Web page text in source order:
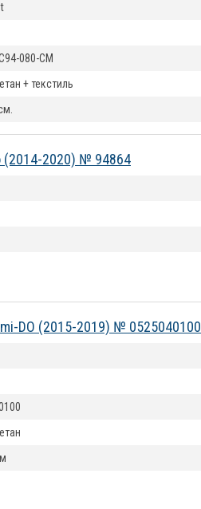
080-CM
+ текстиль
(2014-2020) № 94864
DO (2015-2019) № 0525040100